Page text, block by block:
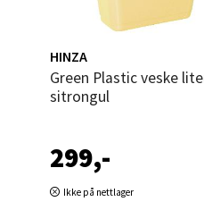
HINZA
Green Plastic veske liten 7,5L
sitrongul
299,-
Ikke på nettlager